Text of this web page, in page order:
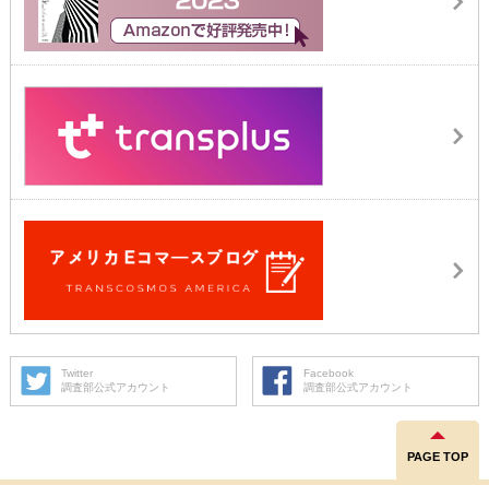
Twitter
調査部公式アカウント
Facebook
調査部公式アカウント
PAGE TOP